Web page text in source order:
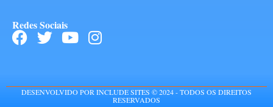
Redes Sociais
DESENVOLVIDO POR INCLUDE SITES © 2024 - TODOS OS DIREITOS
RESERVADOS